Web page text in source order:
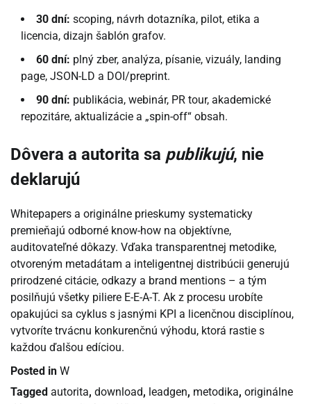
30 dní: scoping, návrh dotazníka, pilot, etika a
licencia, dizajn šablón grafov.
60 dní: plný zber, analýza, písanie, vizuály, landing
page, JSON-LD a DOI/preprint.
90 dní: publikácia, webinár, PR tour, akademické
repozitáre, aktualizácie a „spin-off“ obsah.
Dôvera a autorita sa publikujú, nie
deklarujú
Whitepapers a originálne prieskumy systematicky
premieňajú odborné know-how na objektívne,
auditovateľné dôkazy. Vďaka transparentnej metodike,
otvoreným metadátam a inteligentnej distribúcii generujú
prirodzené citácie, odkazy a brand mentions – a tým
posilňujú všetky piliere E-E-A-T. Ak z procesu urobíte
opakujúci sa cyklus s jasnými KPI a licenčnou disciplínou,
vytvoríte trvácnu konkurenčnú výhodu, ktorá rastie s
každou ďalšou edíciou.
Posted in W
Tagged autorita, download, leadgen, metodika, originálne